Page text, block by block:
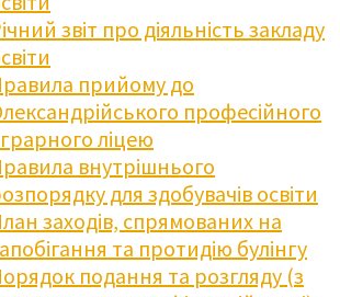
звіт про діяльність закладу
прийому до
професійного
ліцею
внутрішнього
для здобувачів освіти
заходів, спрямованих на
та протидію булінгу
подання та розгляду (з